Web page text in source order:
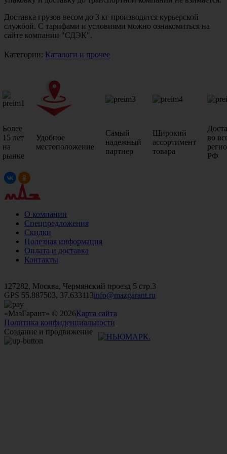
Доставка грузов весом до 3 кг производятся курьерской
службой. С тарифами и условиями можно ознакомиться на
сайте компании "СДЭК".
Категории: Каталоги и прочее
Более
15 лет
на
рынке
Удобное
местоположение
Самый
надежный
партнер
Широкий
ассортимент
товара
во
РФ
О компании
Спецпредложения
Скидки
Полезная информация
Оплата и доставка
Контакты
127282, Москва, Чермянский проезд 5 стр.3
GPS 55.887503, 37.633113info@mazgarant.ru
«МазГарант» © 2026Карта сайта
Политика конфиденциальности
Создание и продвижение